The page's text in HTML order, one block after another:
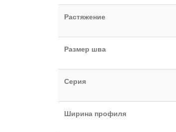
Растяжение
Размер шва
Серия
Ширина профиля